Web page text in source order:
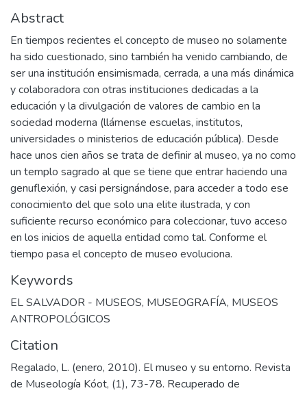
Abstract
En tiempos recientes el concepto de museo no solamente
ha sido cuestionado, sino también ha venido cambiando, de
ser una institución ensimismada, cerrada, a una más dinámica
y colaboradora con otras instituciones dedicadas a la
educación y la divulgación de valores de cambio en la
sociedad moderna (llámense escuelas, institutos,
universidades o ministerios de educación pública). Desde
hace unos cien años se trata de definir al museo, ya no como
un templo sagrado al que se tiene que entrar haciendo una
genuflexión, y casi persignándose, para acceder a todo ese
conocimiento del que solo una elite ilustrada, y con
suficiente recurso económico para coleccionar, tuvo acceso
en los inicios de aquella entidad como tal. Conforme el
tiempo pasa el concepto de museo evoluciona.
Keywords
EL SALVADOR - MUSEOS, MUSEOGRAFÍA, MUSEOS
ANTROPOLÓGICOS
Citation
Regalado, L. (enero, 2010). El museo y su entorno. Revista
de Museología Kóot, (1), 73-78. Recuperado de